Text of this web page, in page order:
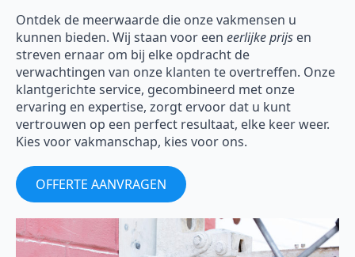
Ontdek de meerwaarde die onze vakmensen u
kunnen bieden. Wij staan voor een eerlijke prijs en
streven ernaar om bij elke opdracht de
verwachtingen van onze klanten te overtreffen. Onze
klantgerichte service, gecombineerd met onze
ervaring en expertise, zorgt ervoor dat u kunt
vertrouwen op een perfect resultaat, elke keer weer.
Kies voor vakmanschap, kies voor ons.
OFFERTE AANVRAGEN